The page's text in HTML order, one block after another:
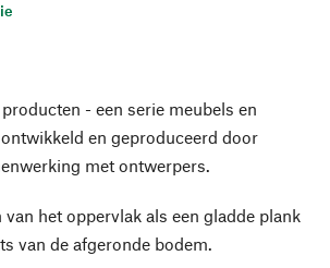
- een serie meubels en
en geproduceerd door
met ontwerpers.
het oppervlak als een gladde plank
van de afgeronde bodem.